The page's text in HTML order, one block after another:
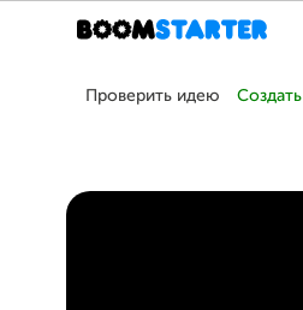
Проверить идею Создать